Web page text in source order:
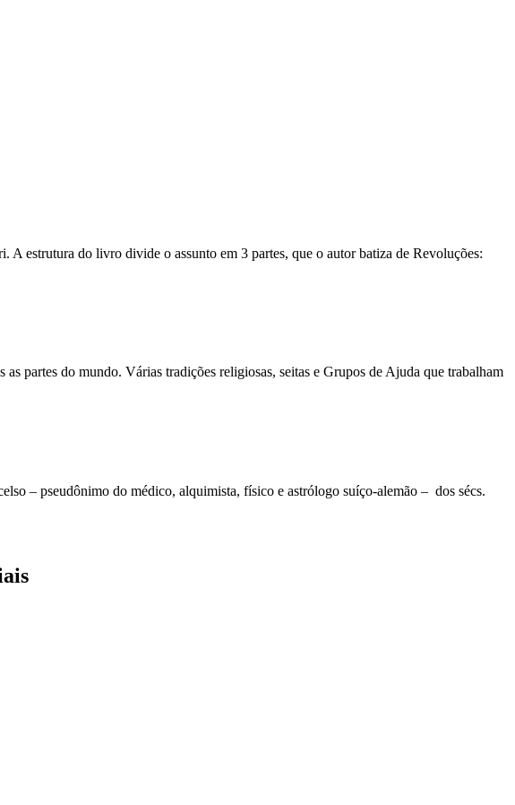
estrutura do livro divide o assunto em 3 partes, que o autor batiza de Revoluções:
partes do mundo. Várias tradições religiosas, seitas e Grupos de Ajuda que trabalham
– pseudônimo do médico, alquimista, físico e astrólogo suíço-alemão – dos sécs.